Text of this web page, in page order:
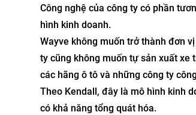
Công nghệ của công ty có phần
hình kinh doanh.
Wayve không muốn trở thành đơn
ty cũng không muốn tự sản xuất xe
các hãng ô tô và những công ty
Theo Kendall, đây là mô hình kinh
có khả năng tổng quát hóa.